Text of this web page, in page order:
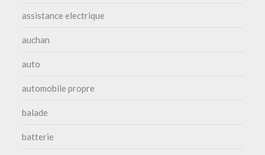
assistance electrique
auchan
auto
automobile propre
balade
batterie